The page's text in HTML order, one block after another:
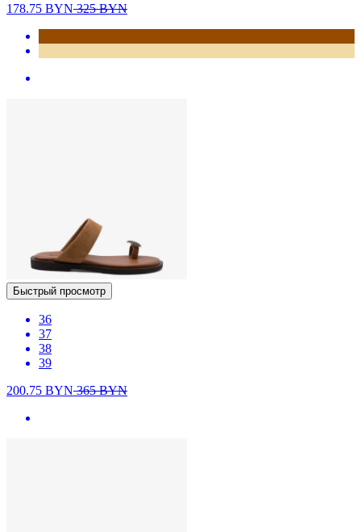
178.75 BYN325BYN
Быстрый просмотр
36
37
38
39
200.75 BYN365BYN